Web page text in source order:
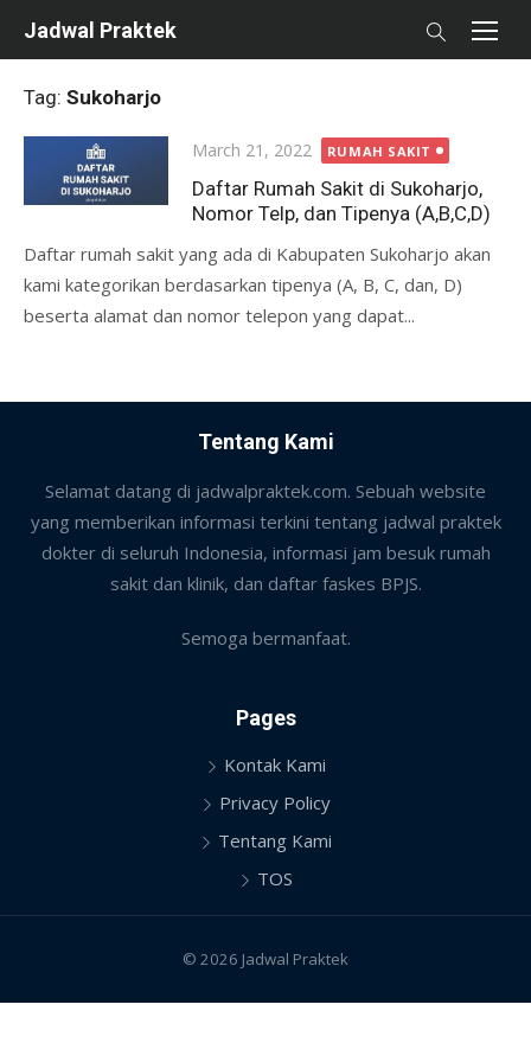
Jadwal Praktek
Tag: Sukoharjo
Posted
on
March 21, 2022 RUMAH SAKIT
Daftar Rumah Sakit di Sukoharjo,
Nomor Telp, dan Tipenya (A,B,C,D)
Daftar rumah sakit yang ada di Kabupaten Sukoharjo akan
kami kategorikan berdasarkan tipenya (A, B, C, dan, D)
beserta alamat dan nomor telepon yang dapat...
Tentang Kami
Selamat datang di jadwalpraktek.com. Sebuah website
yang memberikan informasi terkini tentang jadwal praktek
dokter di seluruh Indonesia, informasi jam besuk rumah
sakit dan klinik, dan daftar faskes BPJS.
Semoga bermanfaat.
Pages
Kontak Kami
Privacy Policy
Tentang Kami
TOS
© 2026 Jadwal Praktek